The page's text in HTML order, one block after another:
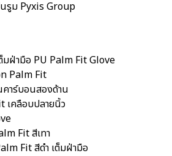
มฝ่ามือ PU Palm Fit Glove
Palm Fit
คาร์บอนสองด้าน
เคลือบปลายนิ้ว
Fit สีเทา
Fit สีดำ เต็มฝ่ามือ